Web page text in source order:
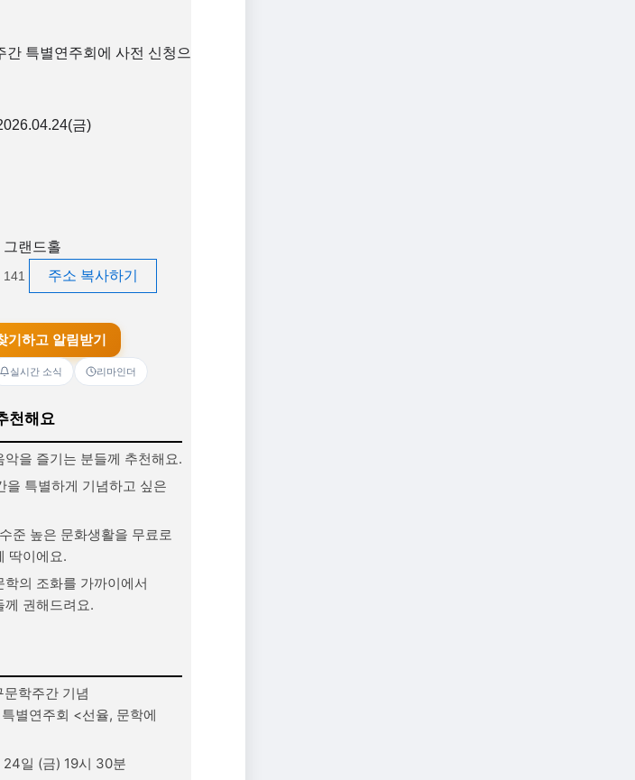
간 특별연주회에 사전 신청으
금)
랜드홀
주소 복사하기
기하고 알림받기
실시간 소식 리마인더
천해요
악을 즐기는 분들께 추천해요.
을 특별하게 기념하고 싶은
준 높은 문화생활을 무료로
딱이에요.
의 조화를 가까이에서
께 권해드려요.
학주간 기념
별연주회 <선율, 문학에
일 (금) 19시 30분